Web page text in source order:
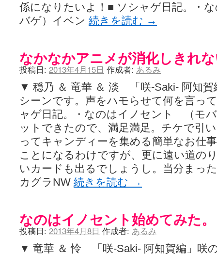
係になりたいよ！■ ソシャゲ日記。・
バゲ）イベン 続きを読む →
なかなかアニメが消化しきれ
投稿日: 2013年4月15日 作成者: あるみ
▼ 穏乃 ＆ 竜華 ＆ 淡 「咲-Saki- 阿知賀
シーンです。声をハモらせて何を言っ
ャゲ日記。・なのはイノセント （モ
ットできたので、満足満足。チケで引
ってキャンディーを集める簡単なお仕
ことになるわけですが、更に遠い道の
いカードも出るでしょうし。当分まっ
カグラNW 続きを読む →
なのはイノセント始めてみた。
投稿日: 2013年4月8日 作成者: あるみ
▼ 竜華 ＆ 怜 「咲-Saki- 阿知賀編」咲